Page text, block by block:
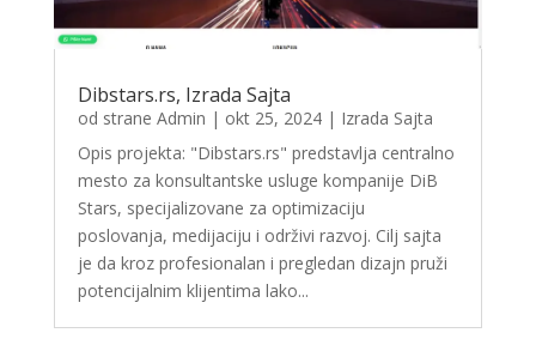
Dibstars.rs, Izrada Sajta
od strane Admin | okt 25, 2024| Izrada Sajta
Opis projekta: "Dibstars.rs" predstavlja centralno
mesto za konsultantske usluge kompanije DiB
Stars, specijalizovane za optimizaciju
poslovanja, medijaciju i održivi razvoj. Cilj sajta
je da kroz profesionalan i pregledan dizajn pruži
potencijalnim klijentima lako...